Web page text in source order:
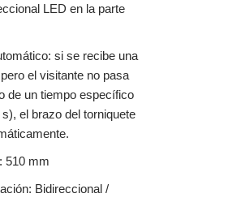
LED en la parte
si se recibe una
el visitante no pasa
de un tiempo específico
el brazo del torniquete
510 mm
Bidireccional /